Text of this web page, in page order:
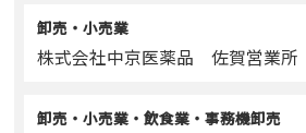
卸売・小売業
株式会社中京医薬品 佐賀営業所
卸売・小売業・飲食業・事務機卸売